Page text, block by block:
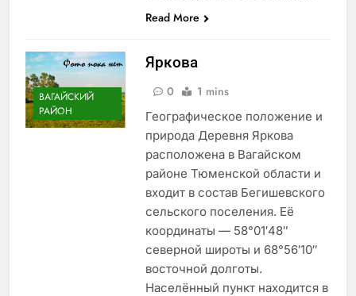
Read More
ВАГАЙСКИЙ
РАЙОН
Яркова
0 1 mins
Географическое положение и
природа Деревня Яркова
расположена в Вагайском
районе Тюменской области и
входит в состав Бегишевского
сельского поселения. Её
координаты — 58°01′48″
северной широты и 68°56′10″
восточной долготы.
Населённый пункт находится в